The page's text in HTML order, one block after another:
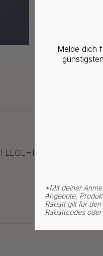
Melde dich
*Mit deiner
Angebote,
Rabatt gilt für
Rabattcodes